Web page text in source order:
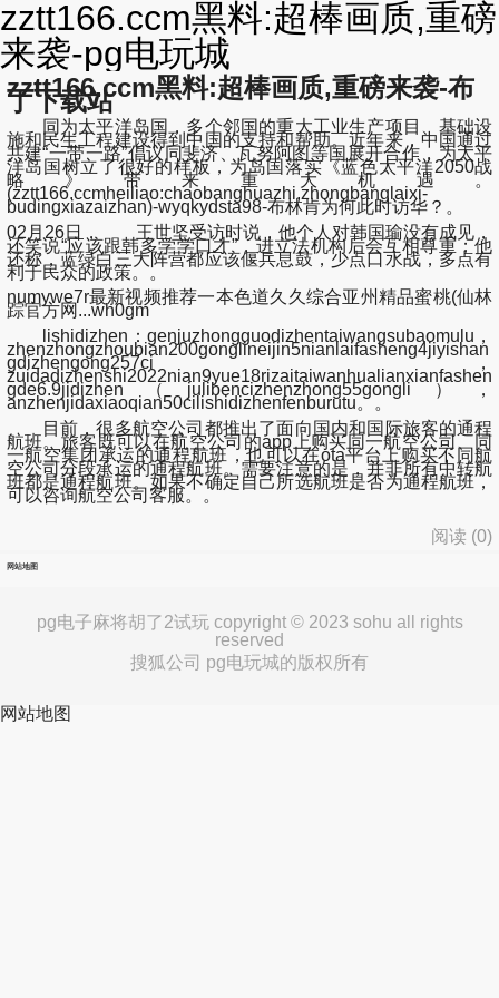
zztt166.ccm黑料:超棒画质,重磅
来袭-pg电玩城
zztt166.ccm黑料:超棒画质,重磅来袭-布
丁下载站
同为太平洋岛国，多个邻国的重大工业生产项目、基础设
施和民生工程建设得到中国的支持和帮助。近年来，中国通过
共建“一带一路”倡议同斐济、瓦努阿图等国展开合作，为太平
洋岛国树立了很好的样板，为岛国落实《蓝色太平洋2050战
略》带来重大机遇。
(zztt166.ccmheiliao:chaobanghuazhi,zhongbanglaixi-
budingxiazaizhan)-wyqkydsta98-布林肯为何此时访华？。
02月26日， 王世坚受访时说，他个人对韩国瑜没有成见，
还笑说“应该跟韩多学学口才”，进立法机构后会互相尊重；他
还称，蓝绿白三大阵营都应该偃兵息鼓，少点口水战，多点有
利于民众的政策。。
numywe7r最新视频推荐一本色道久久综合亚州精品蜜桃(仙林
踪官方网...wh0gm
lishidizhen：genjuzhongguodizhentaiwangsubaomulu，
zhenzhongzhoubian200gonglineijin5nianlaifasheng4jiyishan
gdizhengong257ci，
zuidadizhenshi2022nian9yue18rizaitaiwanhualianxianfashen
gde6.9jidizhen（julibencizhenzhong55gongli），
anzhenjidaxiaoqian50cilishidizhenfenburutu。。
目前，很多航空公司都推出了面向国内和国际旅客的通程
航班。 旅客既可以在航空公司的app上购买同一航空公司、同
一航空集团承运的通程航班，也可以在ota平台上购买不同航
空公司分段承运的通程航班。需要注意的是，并非所有中转航
班都是通程航班。如果不确定自己所选航班是否为通程航班，
可以咨询航空公司客服。。
阅读 (0)
网站地图
pg电子麻将胡了2试玩 copyright © 2023 sohu all rights
reserved
搜狐公司 pg电玩城的版权所有
网站地图